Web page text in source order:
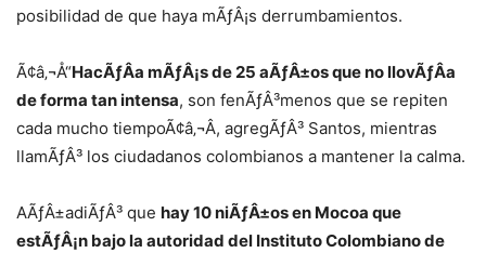
posibilidad de que haya mÃƒÂ¡s derrumbamientos.
Ã¢â‚¬Å“HacÃƒÂ­a mÃƒÂ¡s de 25 aÃƒÂ±os que no llovÃƒÂ­a
de forma tan intensa, son fenÃƒÂ³menos que se repiten
cada mucho tiempoÃ¢â‚¬Â, agregÃƒÂ³ Santos, mientras
llamÃƒÂ³ los ciudadanos colombianos a mantener la calma.
AÃƒÂ±adiÃƒÂ³ que hay 10 niÃƒÂ±os en Mocoa que
estÃƒÂ¡n bajo la autoridad del Instituto Colombiano de